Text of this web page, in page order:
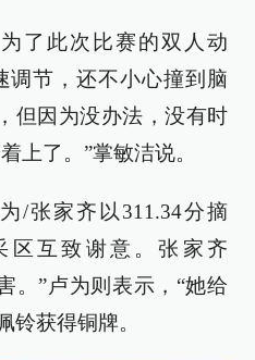
了此次比赛的双人动
调节，还不小心撞到脑
但因为没办法，没有时
上了。”掌敏洁说。
/张家齐以311.34分摘
区互致谢意。张家齐
。”卢为则表示，“她给
铃获得铜牌。